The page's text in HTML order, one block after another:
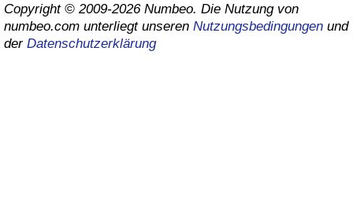
Copyright © 2009-2026 Numbeo. Die Nutzung von
numbeo.com unterliegt unseren Nutzungsbedingungen und
der Datenschutzerklärung
Kriminalitäts-Index
Kriminalitätsindex nach Land